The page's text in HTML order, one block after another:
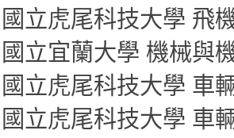
立虎尾科技大學 飛
立宜蘭大學 機械與
立虎尾科技大學 車
立虎尾科技大學 車